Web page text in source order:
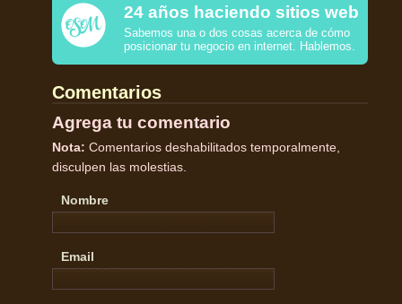
24 años haciendo sitios web
Sabemos una o dos cosas acerca de cómo
posicionar tu negocio en internet. Hablemos.
Comentarios
Agrega tu comentario
Nota: Comentarios deshabilitados temporalmente,
disculpen las molestias.
Nombre
Email